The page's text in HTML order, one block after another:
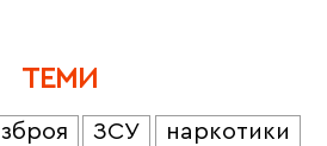
ТЕМИ
зброя ЗСУ
наркотики